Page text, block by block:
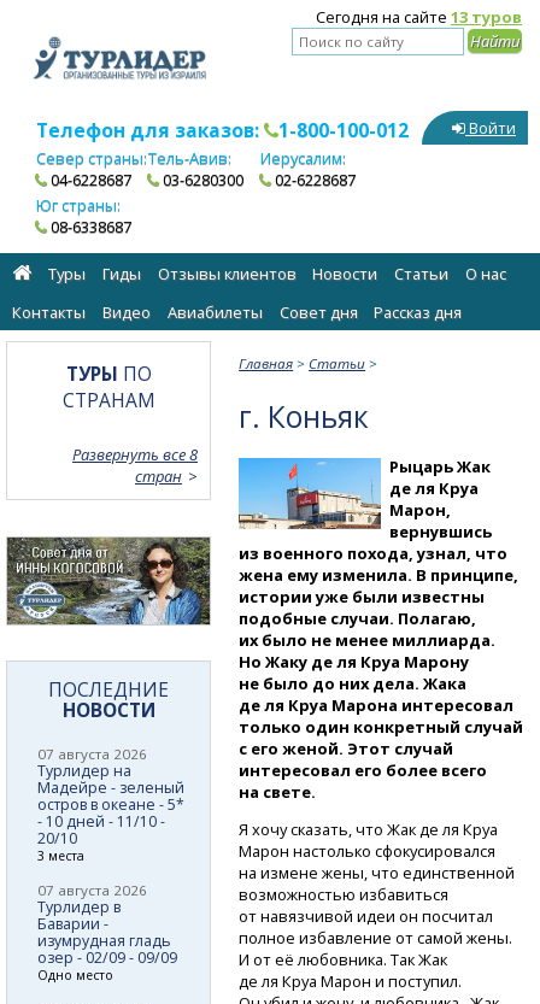
Сегодня на сайте 13 туров
Телефон для заказов: 1-800-100-012
Север страны:
04-6228687
Тель-Авив:
03-6280300
Иерусалим:
02-6228687
Юг страны:
08-6338687
Войти
Туры Гиды Отзывы клиентов Новости Статьи
О нас
Контакты
Видео Авиабилеты Cовет дня Рассказ дня
Главная > Статьи >
г. Коньяк
Рыцарь Жак
де ля Круа
Марон,
вернувшись
из военного похода, узнал, что
жена ему изменила. В принципе,
истории уже были известны
подобные случаи. Полагаю,
их было не менее миллиарда.
Но Жаку де ля Круа Марону
не было до них дела. Жака
де ля Круа Марона интересовал
только один конкретный случай
с его женой. Этот случай
интересовал его более всего
на свете.
Я хочу сказать, что Жак де ля Круа
Марон настолько сфокусировался
на измене жены, что единственной
возможностью избавиться
от навязчивой идеи он посчитал
полное избавление от самой жены.
И от её любовника. Так Жак
де ля Круа Марон и поступил.
ТУРЫ ПО
СТРАНАМ
Развернуть все 8
стран
ПОСЛЕДНИЕ
НОВОСТИ
07 августа 2026
Турлидер на
Мадейре - зеленый
остров в океане - 5*
- 10 дней - 11/10 -
20/10
3 места
07 августа 2026
Турлидер в
Баварии -
изумрудная гладь
озер - 02/09 - 09/09
Одно место